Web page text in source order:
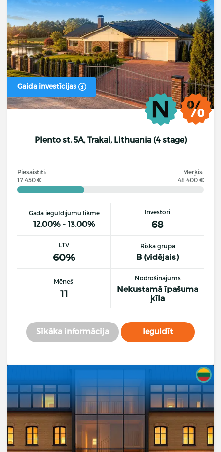
Gaida investīcijas
Plento st. 5A, Trakai, Lithuania (4 stage)
Piesaistīti:
17 450 €
Mērķis:
48 400 €
Gada ieguldījumu likme
12.00% - 13.00%
Investori
68
LTV
60%
Riska grupa
B (vidējais)
Mēneši
11
Nodrošinājums
Nekustamā īpašuma
ķīla
Sīkāka informācija Ieguldīt